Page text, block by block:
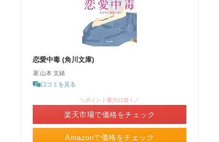
恋愛中毒 (角川文庫)
著:山本 文緒
口コミを見る
Amazonで価格をチェック
＼ポイント最大11倍！／
楽天市場で価格をチェック